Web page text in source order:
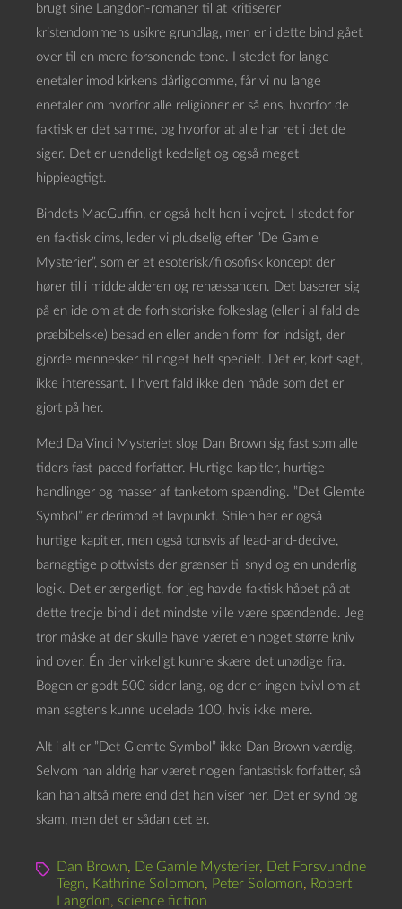
brugt sine Langdon-romaner til at kritiserer
kristendommens usikre grundlag, men er i dette bind gået
over til en mere forsonende tone. I stedet for lange
enetaler imod kirkens dårligdomme, får vi nu lange
enetaler om hvorfor alle religioner er så ens, hvorfor de
faktisk er det samme, og hvorfor at alle har ret i det de
siger. Det er uendeligt kedeligt og også meget
hippieagtigt.
Bindets MacGuffin, er også helt hen i vejret. I stedet for
en faktisk dims, leder vi pludselig efter ”De Gamle
Mysterier”, som er et esoterisk/filosofisk koncept der
hører til i middelalderen og renæssancen. Det baserer sig
på en ide om at de forhistoriske folkeslag (eller i al fald de
præbibelske) besad en eller anden form for indsigt, der
gjorde mennesker til noget helt specielt. Det er, kort sagt,
ikke interessant. I hvert fald ikke den måde som det er
gjort på her.
Med Da Vinci Mysteriet slog Dan Brown sig fast som alle
tiders fast-paced forfatter. Hurtige kapitler, hurtige
handlinger og masser af tanketom spænding. ”Det Glemte
Symbol” er derimod et lavpunkt. Stilen her er også
hurtige kapitler, men også tonsvis af lead-and-decive,
barnagtige plottwists der grænser til snyd og en underlig
logik. Det er ærgerligt, for jeg havde faktisk håbet på at
dette tredje bind i det mindste ville være spændende. Jeg
tror måske at der skulle have været en noget større kniv
ind over. Én der virkeligt kunne skære det unødige fra.
Bogen er godt 500 sider lang, og der er ingen tvivl om at
man sagtens kunne udelade 100, hvis ikke mere.
Alt i alt er ”Det Glemte Symbol” ikke Dan Brown værdig.
Selvom han aldrig har været nogen fantastisk forfatter, så
kan han altså mere end det han viser her. Det er synd og
skam, men det er sådan det er.
Dan Brown, De Gamle Mysterier, Det Forsvundne
Tegn, Kathrine Solomon, Peter Solomon, Robert
Langdon, science fiction